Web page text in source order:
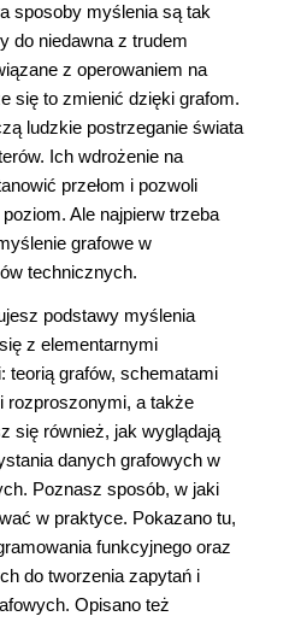
sposoby myślenia są tak
do niedawna z trudem
z operowaniem na
się to zmienić dzięki grafom.
ludzkie postrzeganie świata
Ich wdrożenie na
przełom i pozwoli
Ale najpierw trzeba
grafowe w
technicznych.
podstawy myślenia
z elementarnymi
teorią grafów, schematami
rozproszonymi, a także
się również, jak wyglądają
danych grafowych w
Poznasz sposób, w jaki
w praktyce. Pokazano tu,
funkcyjnego oraz
do tworzenia zapytań i
Opisano też